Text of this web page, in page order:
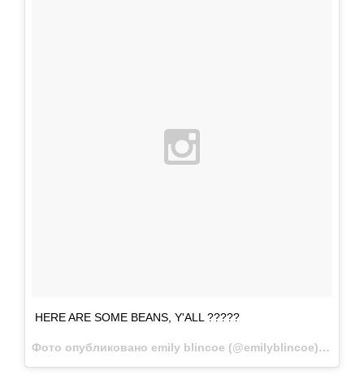
HERE ARE SOME BEANS, Y'ALL ?????
Фото опубликовано emily blincoe (@emilyblincoe)Окт 15